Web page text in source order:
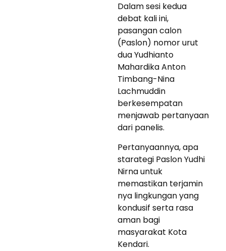
Dalam sesi kedua
debat kali ini,
pasangan calon
(Paslon) nomor urut
dua Yudhianto
Mahardika Anton
Timbang-Nina
Lachmuddin
berkesempatan
menjawab pertanyaan
dari panelis.
Pertanyaannya, apa
starategi Paslon Yudhi
Nirna untuk
memastikan terjamin
nya lingkungan yang
kondusif serta rasa
aman bagi
masyarakat Kota
Kendari.